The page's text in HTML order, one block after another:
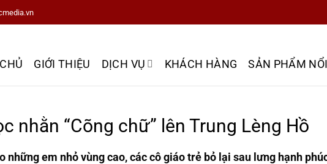
GIỚI THIỆU DỊCH VỤ KHÁCH HÀNG SẢN PHẨM
nhằn “Cõng chữ” lên Trung Lèng Hồ
những em nhỏ vùng cao, các cô giáo trẻ bỏ lại sau lưng hạnh